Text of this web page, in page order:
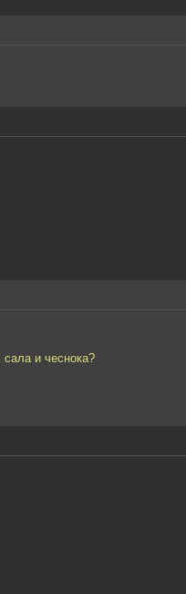
и чеснока?